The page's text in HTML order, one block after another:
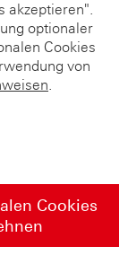
akzeptieren".
optionaler
Cookies
von
.
Cookies